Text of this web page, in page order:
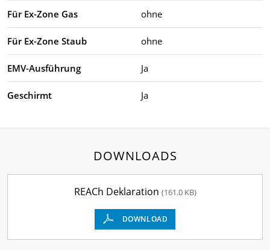
Für Ex-Zone Gas ohne
Für Ex-Zone Staub ohne
EMV-Ausführung Ja
Geschirmt Ja
DOWNLOADS
REACh Deklaration (161.0 KB)
DOWNLOAD